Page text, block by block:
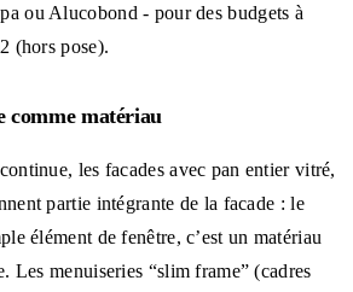
ou Alucobond - pour des budgets à
(hors pose).
comme matériau
les facades avec pan entier vitré,
partie intégrante de la facade : le
élément de fenêtre, c’est un matériau
Les menuiseries “slim frame” (cadres